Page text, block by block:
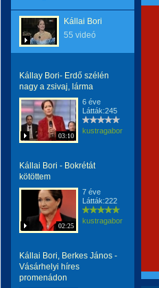
Kállai Bori
55 videó
Kállay Bori- Erdő szélén
nagy a zsivaj, lárma
03:10
6 éve
Látták:245
kustragabor
Kállai Bori - Bokrétát
kötöttem
02:25
7 éve
Látták:222
kustragabor
Kállai Bori, Berkes János -
Vásárhelyi híres
promenádon